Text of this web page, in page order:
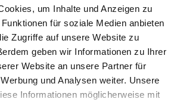
um Inhalte und Anzeigen zu
für soziale Medien anbieten
Zugriffe auf unsere Website zu
geben wir Informationen zu Ihrer
Website an unsere Partner für
und Analysen weiter. Unsere
Informationen möglicherweise mit
Weitere Standorte